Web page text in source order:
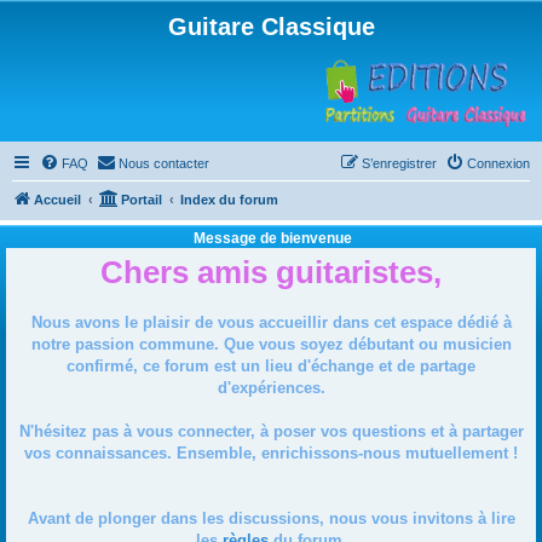
Guitare Classique
FAQ Nous contacter Connexion
S’enregistrer
Accueil Portail Index du forum
Message de bienvenue
Chers amis guitaristes,
Nous avons le plaisir de vous accueillir dans cet espace dédié à
notre passion commune. Que vous soyez débutant ou musicien
confirmé, ce forum est un lieu d'échange et de partage
d'expériences.
N'hésitez pas à vous connecter, à poser vos questions et à partager
vos connaissances. Ensemble, enrichissons-nous mutuellement !
Avant de plonger dans les discussions, nous vous invitons à lire